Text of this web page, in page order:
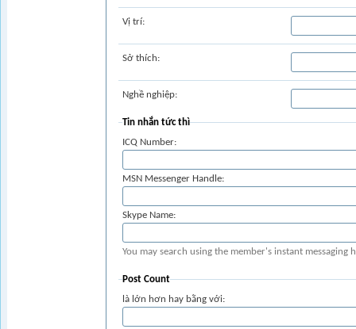
Vị trí:
Sở thích:
Nghề nghiệp:
Tin nhắn tức thì
ICQ Number:
MSN Messenger Handle:
Skype Name:
You may search using the member's instant messaging
Post Count
là lớn hơn hay bằng với: